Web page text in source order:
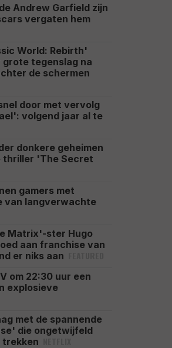
Andrew Garfield zijn
vergaten hem
World: Rebirth'
tegenslag na
de schermen
door met vervolg
volgend jaar al te
donkere geheimen
thriller 'The Secret
gamers met
van langverwachte
Matrix'-ster Hugo
aan franchise van
er niks aan
om 22:30 uur een
explosieve
met de spannende
die ongetwijfeld
trekken